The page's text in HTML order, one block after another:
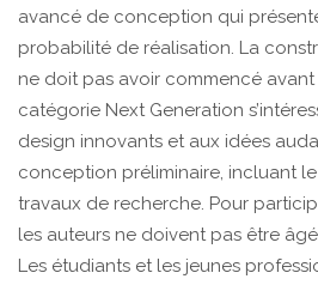
avancé de conception qui
probabilité de réalisation. La
ne doit pas avoir commencé avant
catégorie Next Generation
design innovants et aux idées
conception préliminaire, incluant
travaux de recherche. Pour
les auteurs ne doivent pas être
Les étudiants et les jeunes